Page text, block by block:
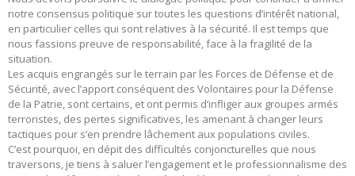
notre consensus politique sur toutes les questions d’intérêt national,
en particulier celles qui sont relatives à la sécurité. Il est temps que
nous fassions preuve de responsabilité, face à la fragilité de la
situation.
Les acquis engrangés sur le terrain par les Forces de Défense et de
Sécurité, avec l’apport conséquent des Volontaires pour la Défense
de la Patrie, sont certains, et ont permis d’infliger aux groupes armés
terroristes, des pertes significatives, les amenant à changer leurs
tactiques pour s’en prendre lâchement aux populations civiles.
C’est pourquoi, en dépit des difficultés conjoncturelles que nous
traversons, je tiens à saluer l’engagement et le professionnalisme des